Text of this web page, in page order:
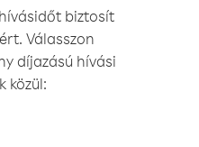
biztosít
Válasszon
díjazású hívási
közül: